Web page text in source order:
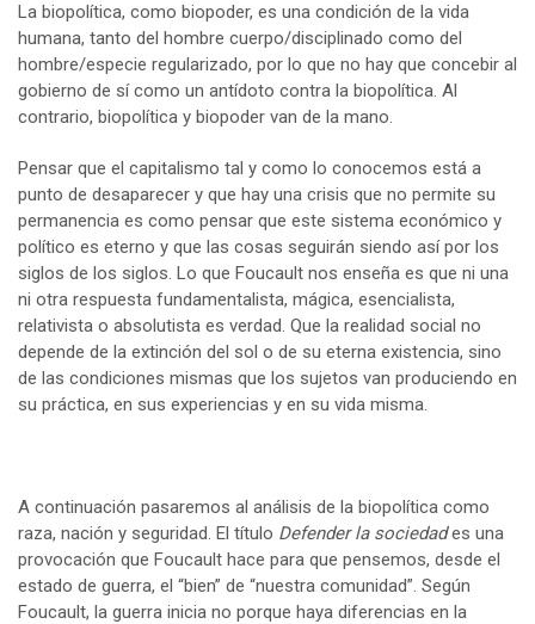
La biopolítica, como biopoder, es una condición de la vida
humana, tanto del hombre cuerpo/disciplinado como del
hombre/especie regularizado, por lo que no hay que concebir al
gobierno de sí como un antídoto contra la biopolítica. Al
contrario, biopolítica y biopoder van de la mano.
Pensar que el capitalismo tal y como lo conocemos está a
punto de desaparecer y que hay una crisis que no permite su
permanencia es como pensar que este sistema económico y
político es eterno y que las cosas seguirán siendo así por los
siglos de los siglos. Lo que Foucault nos enseña es que ni una
ni otra respuesta fundamentalista, mágica, esencialista,
relativista o absolutista es verdad. Que la realidad social no
depende de la extinción del sol o de su eterna existencia, sino
de las condiciones mismas que los sujetos van produciendo en
su práctica, en sus experiencias y en su vida misma.
A continuación pasaremos al análisis de la biopolítica como
raza, nación y seguridad. El título Defender la sociedades una
provocación que Foucault hace para que pensemos, desde el
estado de guerra, el “bien” de “nuestra comunidad”. Según
Foucault, la guerra inicia no porque haya diferencias en la